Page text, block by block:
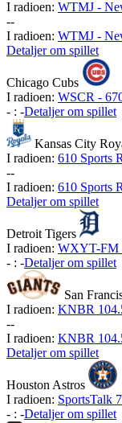
I radioen: WTMJ -
--
I radioen: WTMJ -
Detaljer om spillet
Chicago Cubs
I radioen: WSCR -
- : -Detaljer om spillet
Kansas City
I radioen: 610 Sports
--
I radioen: 610 Sports
Detaljer om spillet
Detroit Tigers
I radioen: WXYT-FM
- : -Detaljer om spillet
San
I radioen: KNBR
--
I radioen: KNBR
Detaljer om spillet
Houston Astros
I radioen: SportsTalk
- : -Detaljer om spillet